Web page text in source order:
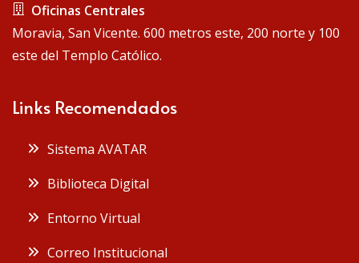
Oficinas Centrales
Moravia, San Vicente. 600 metros este, 200 norte y 100
este del Templo Católico.
Links Recomendados
Sistema AVATAR
Biblioteca Digital
Entorno Virtual
Correo Institucional